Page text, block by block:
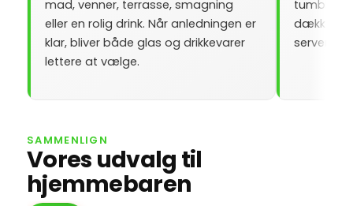
mad, venner, terrasse, smagning
eller en rolig drink. Når anledningen er
klar, bliver både glas og drikkevarer
lettere at vælge.
dækker
SAMMENLIGN
Vores udvalg til
hjemmebaren